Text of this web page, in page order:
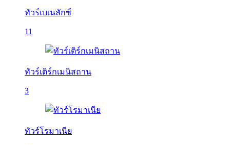
ทัวร์เบเนลักซ์
11
ทัวร์เติร์กเมนิสถาน
3
ทัวร์โรมาเนีย